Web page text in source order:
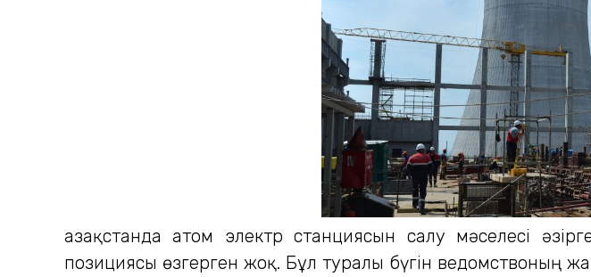
Қазақстанда атом электр станциясын салу мәселесі
позициясы өзгерген жоқ. Бұл туралы бүгін ведомствоның